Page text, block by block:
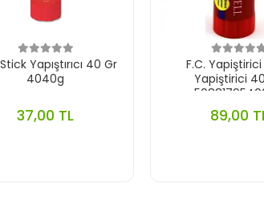
Yapıştırıcı 40 Gr
4040g
37,00 TL
F.C. Yapiştirici
Yapiştirici
89,00